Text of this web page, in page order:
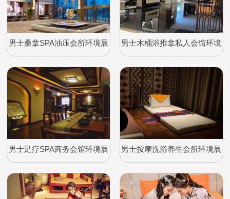
男士桑拿SPA油压会所环境展
示
男士木桶浴推拿私人会馆环境
展示
男士足疗SPA商务会馆环境展
示
男士按摩洗浴养生会所环境展
示